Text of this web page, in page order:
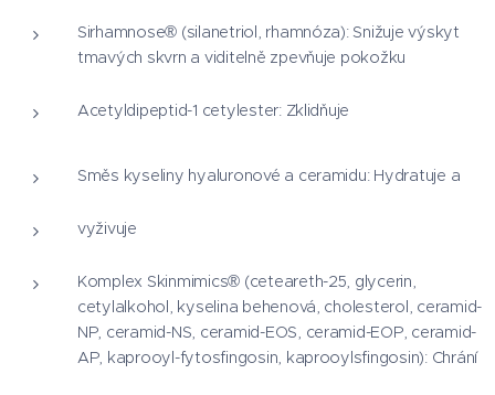
Sirhamnose® (silanetriol, rhamnóza): Snižuje výskyt
tmavých skvrn a viditelně zpevňuje pokožku
Acetyldipeptid-1 cetylester: Zklidňuje
Směs kyseliny hyaluronové a ceramidu: Hydratuje a
vyživuje
Komplex Skinmimics® (ceteareth-25, glycerin,
cetylalkohol, kyselina behenová, cholesterol, ceramid-
NP, ceramid-NS, ceramid-EOS, ceramid-EOP, ceramid-
AP, kaprooyl-fytosfingosin, kaprooylsfingosin): Chrání